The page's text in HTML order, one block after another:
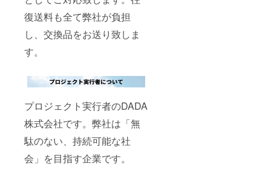
復送料も全て弊社が負担
し、交換品をお送り致しま
す。
プロジェクト実行者のDADA
株式会社です。弊社は「無
駄のない、持続可能な社
会」を目指す企業です。